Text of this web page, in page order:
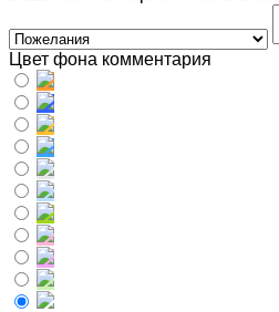
Цвет фона комментария